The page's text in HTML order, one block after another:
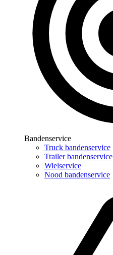
Bandenservice
Truck bandenservice
Trailer bandenservice
Wielservice
Nood bandenservice